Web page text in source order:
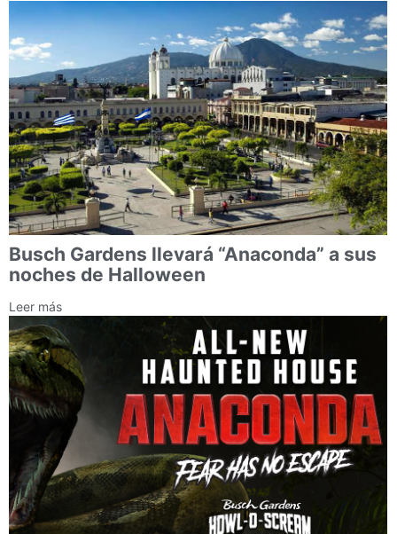
Busch Gardens llevará “Anaconda” a sus
noches de Halloween
Leer más